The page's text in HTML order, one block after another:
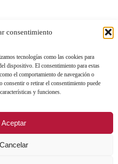
consentimiento
tecnologías como las cookies para
dispositivo. El consentimiento para estas
el comportamiento de navegación o
consentir o retirar el consentimiento puede
y funciones.
Aceptar
Cancelar
DE ACTIVIDADES DE TRATAMIENTO